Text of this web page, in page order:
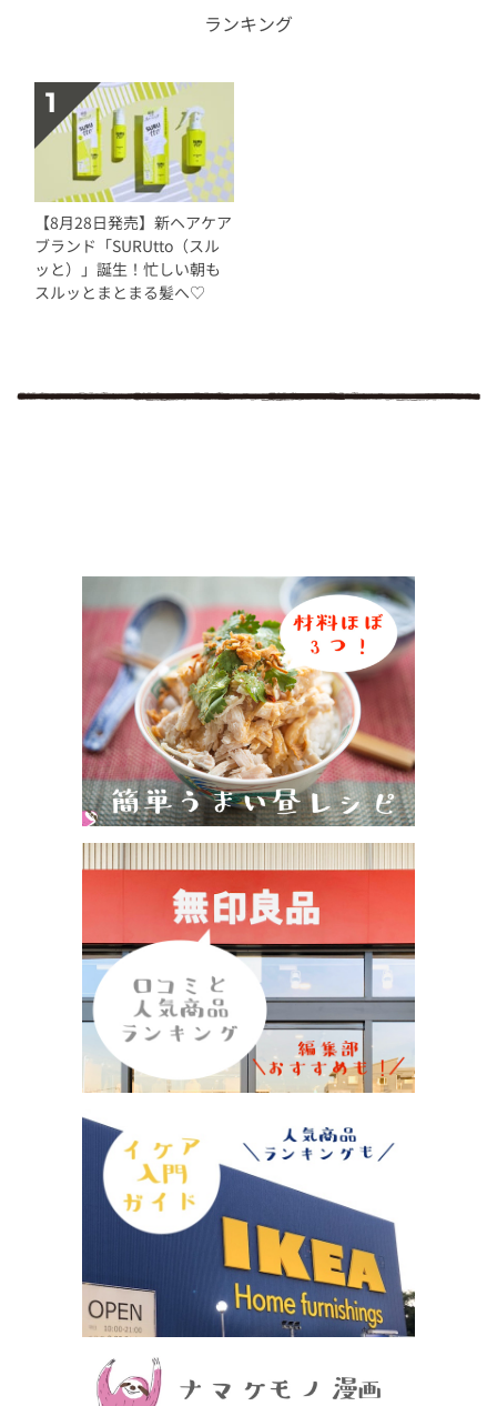
ランキング
【8月28日発売】新ヘアケア
ブランド「SURUtto（スル
ッと）」誕生！忙しい朝も
スルッとまとまる髪へ♡